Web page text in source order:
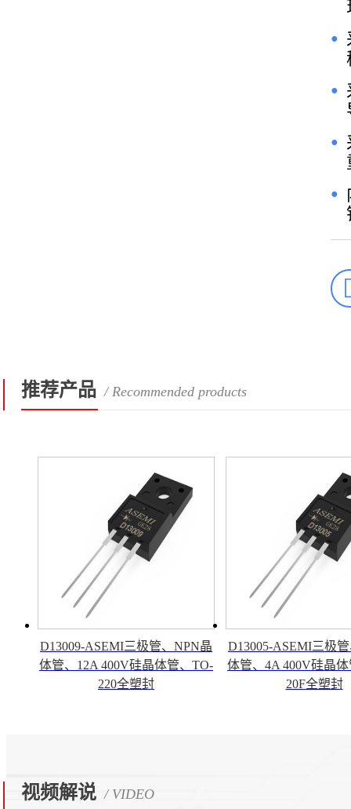
●
●
●
●
推荐产品 / Recommended products
D13009-ASEMI三极管、NPN晶
体管、12A 400V硅晶体管、TO-
220全塑封
D13005-ASEMI三极
体管、4A 400V硅晶
20F全塑封
视频解说 / VIDEO